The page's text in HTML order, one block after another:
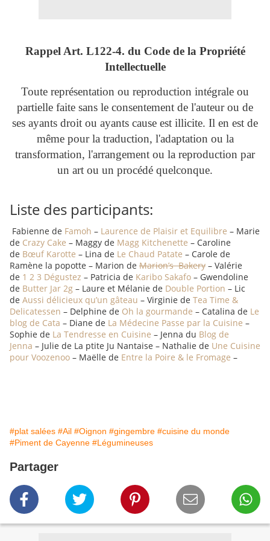
Rappel Art. L122-4. du Code de la Propriété
Intellectuelle
Toute représentation ou reproduction intégrale ou
partielle faite sans le consentement de l'auteur ou de
ses ayants droit ou ayants cause est illicite. Il en est de
même pour la traduction, l'adaptation ou la
transformation, l'arrangement ou la reproduction par
un art ou un procédé quelconque.
Liste des participants:
Fabienne de Famoh – Laurence de Plaisir et Equilibre – Marie
de Crazy Cake – Maggy de Magg Kitchenette – Caroline
de Bœuf Karotte – Lina de Le Chaud Patate – Carole de
Ramène la popotte – Marion de Marion’s Bakery – Valérie
de 1 2 3 Dégustez – Patricia de Karibo Sakafo – Gwendoline
de Butter Jar 2g – Laure et Mélanie de Double Portion – Lic
de Aussi délicieux qu’un gâteau – Virginie de Tea Time &
Delicatessen – Delphine de Oh la gourmande – Catalina de Le
blog de Cata – Diane de La Médecine Passe par la Cuisine –
Sophie de La Tendresse en Cuisine – Jenna du Blog de
Jenna – Julie de La ptite Ju Nantaise – Nathalie de Une Cuisine
pour Voozenoo – Maëlle de Entre la Poire & le Fromage –
#plat salées #Ail #Oignon #gingembre #cuisine du monde
#Piment de Cayenne #Légumineuses
Partager